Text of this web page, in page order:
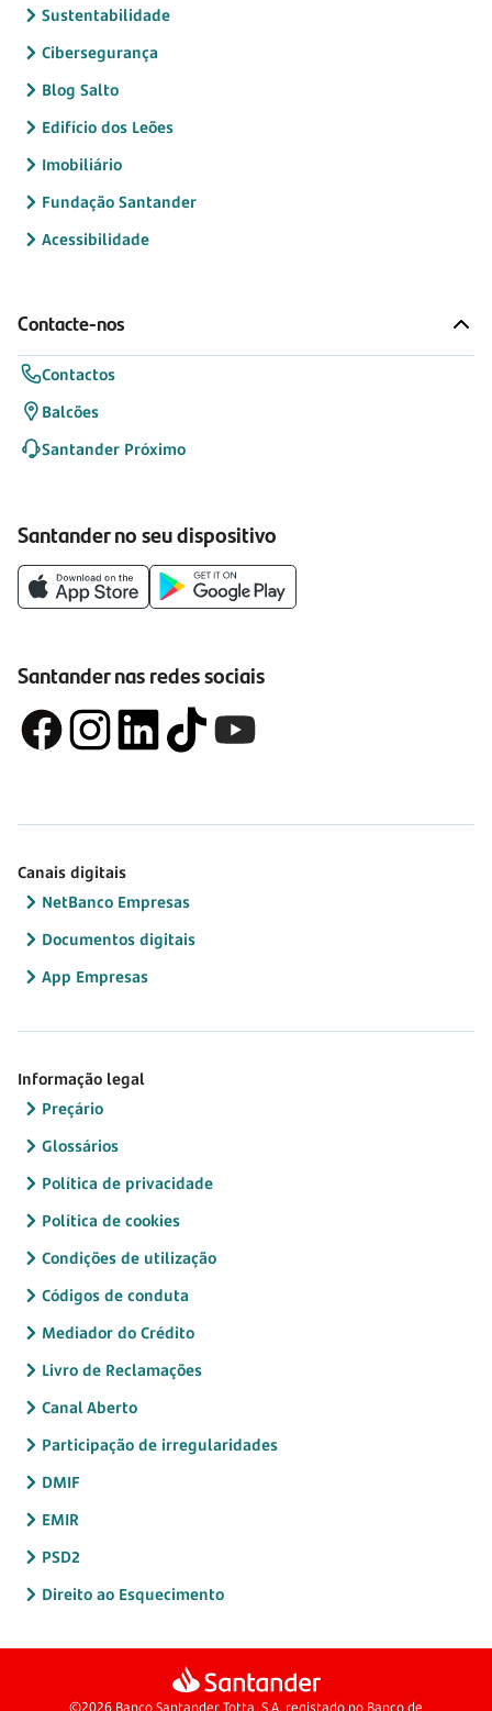
Sustentabilidade
Cibersegurança
Blog Salto
Edifício dos Leões
Imobiliário
Fundação Santander
Acessibilidade
Contacte-nos
Contactos
Balcões
Santander Próximo
Santander no seu dispositivo
Santander nas redes sociais
Canais digitais
NetBanco Empresas
Documentos digitais
App Empresas
Informação legal
Preçário
Glossários
Política de privacidade
Política de cookies
Condições de utilização
Códigos de conduta
Mediador do Crédito
Livro de Reclamações
Canal Aberto
Participação de irregularidades
DMIF
EMIR
PSD2
Direito ao Esquecimento
©2026 Banco Santander Totta, S.A. registado no Banco de